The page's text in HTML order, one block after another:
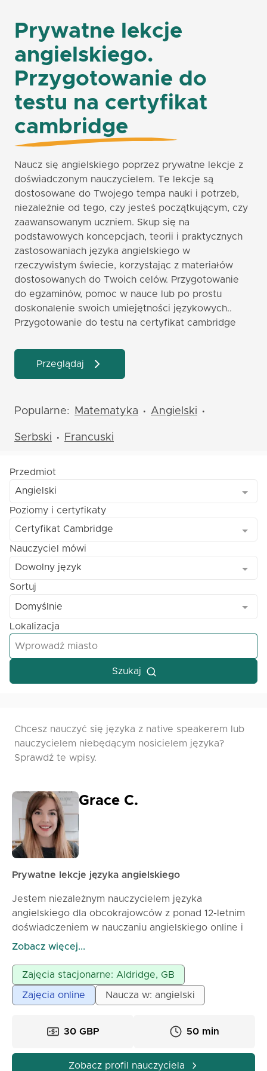
Prywatne lekcje
angielskiego.
Przygotowanie do
testu na certyfikat
cambridge
Naucz się angielskiego poprzez prywatne lekcje z
doświadczonym nauczycielem. Te lekcje są
dostosowane do Twojego tempa nauki i potrzeb,
niezależnie od tego, czy jesteś początkującym, czy
zaawansowanym uczniem. Skup się na
podstawowych koncepcjach, teorii i praktycznych
zastosowaniach języka angielskiego w
rzeczywistym świecie, korzystając z materiałów
dostosowanych do Twoich celów. Przygotowanie
do egzaminów, pomoc w nauce lub po prostu
doskonalenie swoich umiejętności językowych..
Przygotowanie do testu na certyfikat cambridge
Przeglądaj
Popularne: Matematyka • Angielski •
Serbski • Francuski
Przedmiot
Angielski
Poziomy i certyfikaty
Certyfikat Cambridge
Nauczyciel mówi
Dowolny język
Sortuj
Domyślnie
Lokalizacja
Szukaj
Chcesz nauczyć się języka z native speakerem lub
nauczycielem niebędącym nosicielem języka?
Sprawdź te wpisy.
Grace C.
Prywatne lekcje języka angielskiego
Jestem niezależnym nauczycielem języka
angielskiego dla obcokrajowców z ponad 12-letnim
doświadczeniem w nauczaniu angielskiego online i
za granicą. Podróżuję po świecie, oferując moje
styl nauczania jest skoncentrowany na uczniu i
adaptacyjny, pomagając uczniom postępować we
własnym tempie. Będziemy pracować razem, aby
praktyczne, angażujące i dostosowane do Twoich
uczniów w wieku 16+ w osiąganiu sukcesu na
Zobacz więcej...
Zajęcia stacjonarne: Aldridge, GB
Zajęcia online Naucza w: angielski
30 GBP 50 min
Zobacz profil nauczyciela